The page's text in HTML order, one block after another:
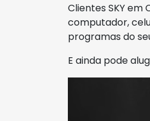
Clientes SKY em
computador,
programas do
E ainda pode